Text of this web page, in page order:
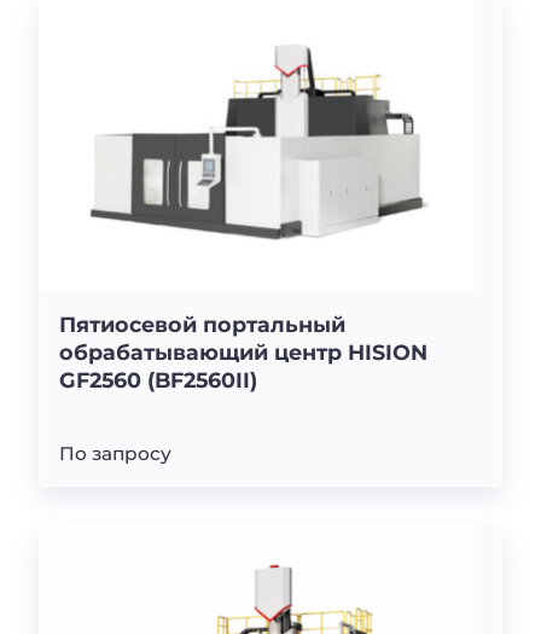
Пятиосевой портальный
обрабатывающий центр HISION
GF2560 (BF2560II)
По запросу